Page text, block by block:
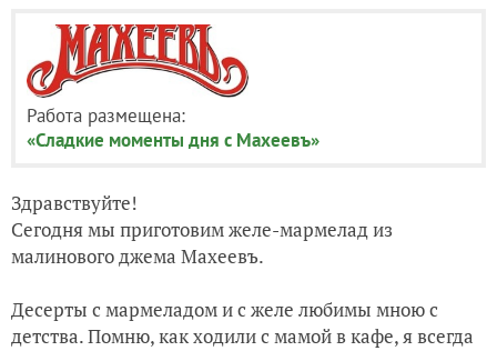
Работа размещена:
«Сладкие моменты дня с Махеевъ»
Здравствуйте!
Сегодня мы приготовим желе-мармелад из
малинового джема Махеевъ.
Десерты с мармеладом и с желе любимы мною с
детства. Помню, как ходили с мамой в кафе, я всегда